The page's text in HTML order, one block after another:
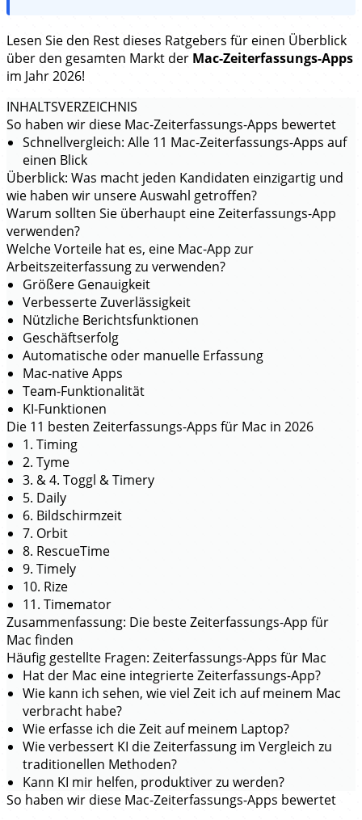
Lesen Sie den Rest dieses Ratgebers für einen Überblick
über den gesamten Markt der Mac-Zeiterfassungs-Apps
im Jahr 2026!
INHALTSVERZEICHNIS
So haben wir diese Mac-Zeiterfassungs-Apps bewertet
Schnellvergleich: Alle 11 Mac-Zeiterfassungs-Apps auf
einen Blick
Überblick: Was macht jeden Kandidaten einzigartig und
wie haben wir unsere Auswahl getroffen?
Warum sollten Sie überhaupt eine Zeiterfassungs-App
verwenden?
Welche Vorteile hat es, eine Mac-App zur
Arbeitszeiterfassung zu verwenden?
Größere Genauigkeit
Verbesserte Zuverlässigkeit
Nützliche Berichtsfunktionen
Geschäftserfolg
Automatische oder manuelle Erfassung
Mac-native Apps
Team-Funktionalität
KI-Funktionen
Die 11 besten Zeiterfassungs-Apps für Mac in 2026
1. Timing
2. Tyme
3. & 4. Toggl & Timery
5. Daily
6. Bildschirmzeit
7. Orbit
8. RescueTime
9. Timely
10. Rize
11. Timemator
Zusammenfassung: Die beste Zeiterfassungs-App für
Mac finden
Häufig gestellte Fragen: Zeiterfassungs-Apps für Mac
Hat der Mac eine integrierte Zeiterfassungs-App?
Wie kann ich sehen, wie viel Zeit ich auf meinem Mac
verbracht habe?
Wie erfasse ich die Zeit auf meinem Laptop?
Wie verbessert KI die Zeiterfassung im Vergleich zu
traditionellen Methoden?
Kann KI mir helfen, produktiver zu werden?
So haben wir diese Mac-Zeiterfassungs-Apps bewertet